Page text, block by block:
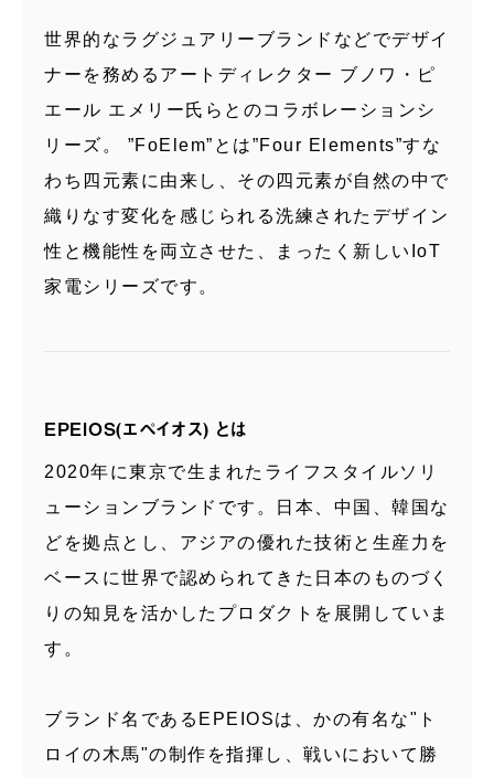
世界的なラグジュアリーブランドなどでデザイ
ナーを務めるアートディレクター ブノワ・ピ
エール エメリー氏らとのコラボレーションシ
リーズ。 ”FoElem”とは”Four Elements”すな
わち四元素に由来し、その四元素が自然の中で
織りなす変化を感じられる洗練されたデザイン
性と機能性を両立させた、まったく新しいIoT
家電シリーズです。
EPEIOS(エペイオス) とは
2020年に東京で生まれたライフスタイルソリ
ューションブランドです。日本、中国、韓国な
どを拠点とし、アジアの優れた技術と生産力を
ベースに世界で認められてきた日本のものづく
りの知見を活かしたプロダクトを展開していま
す。
ブランド名であるEPEIOSは、かの有名な"ト
ロイの木馬"の制作を指揮し、戦いにおいて勝